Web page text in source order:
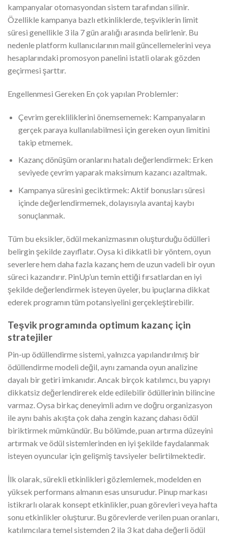
kampanyalar otomasyondan sistem tarafından silinir.
Özellikle kampanya bazlı etkinliklerde, teşviklerin limit
süresi genellikle 3 ila 7 gün aralığı arasında belirlenir. Bu
nedenle platform kullanıcılarının mail güncellemelerini veya
hesaplarındaki promosyon panelini istatli olarak gözden
geçirmesi şarttır.
Engellenmesi Gereken En çok yapılan Problemler:
Çevrim gerekliliklerini önemsememek: Kampanyaların
gerçek paraya kullanılabilmesi için gereken oyun limitini
takip etmemek.
Kazanç dönüşüm oranlarını hatalı değerlendirmek: Erken
seviyede çevrim yaparak maksimum kazancı azaltmak.
Kampanya süresini geciktirmek: Aktif bonusları süresi
içinde değerlendirmemek, dolayısıyla avantaj kaybı
sonuçlanmak.
Tüm bu eksikler, ödül mekanizmasının oluşturduğu ödülleri
belirgin şekilde zayıflatır. Oysa ki dikkatli bir yöntem, oyun
severlere hem daha fazla kazanç hem de uzun vadeli bir oyun
süreci kazandırır. PinUp’un temin ettiği fırsatlardan en iyi
şekilde değerlendirmek isteyen üyeler, bu ipuçlarına dikkat
ederek programın tüm potansiyelini gerçekleştirebilir.
Teşvik programında optimum kazanç için
stratejiler
Pin-up ödüllendirme sistemi, yalnızca yapılandırılmış bir
ödüllendirme modeli değil, aynı zamanda oyun analizine
dayalı bir getiri imkanıdır. Ancak birçok katılımcı, bu yapıyı
dikkatsiz değerlendirerek elde edilebilir ödüllerinin bilincine
varmaz. Oysa birkaç deneyimli adım ve doğru organizasyon
ile aynı bahis akışta çok daha zengin kazanç dahası ödül
biriktirmek mümkündür. Bu bölümde, puan artırma düzeyini
artırmak ve ödül sistemlerinden en iyi şekilde faydalanmak
isteyen oyuncular için gelişmiş tavsiyeler belirtilmektedir.
İlk olarak, sürekli etkinlikleri gözlemlemek, modelden en
yüksek performans almanın esas unsurudur. Pinup markası
istikrarlı olarak konsept etkinlikler, puan görevleri veya hafta
sonu etkinlikler oluşturur. Bu görevlerde verilen puan oranları,
katılımcılara temel sistemden 2 ila 3 kat daha değerli ödül